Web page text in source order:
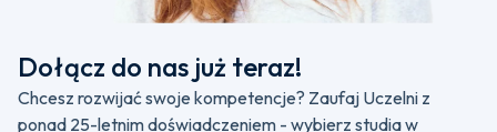
Dołącz do nas już teraz!
Chcesz rozwijać swoje kompetencje? Zaufaj Uczelni z
ponad 25-letnim doświadczeniem - wybierz studia w